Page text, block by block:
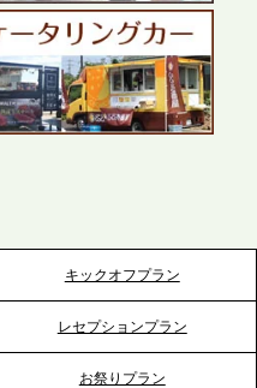
まで、現地拠点を活
ータリングのセカンド
キックオフプラン
レセプションプラン
お祭りプラン